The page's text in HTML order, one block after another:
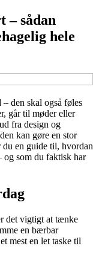
– sådan
hele
den skal også føles
går til møder eller
fra design og
kan gøre en stor
en guide til, hvordan
og som du faktisk har
det vigtigt at tænke
en bærbar
mest en let taske til